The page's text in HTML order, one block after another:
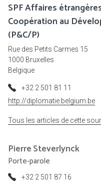
SPF Affaires
Coopération au
(P&C/P)
Rue des Petits Carmes 15
1000 Bruxelles
Belgique
+32 2 501 81 11
http://diplomatie.belgium.be
Tous les articles de cette
PierreSteverlynck
Porte-parole
+32 2 501 87 16